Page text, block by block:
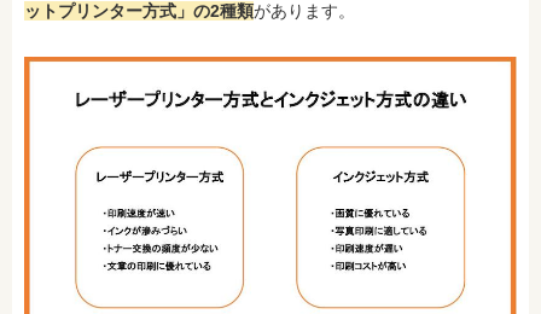
ットプリンター方式」の2種類があります。